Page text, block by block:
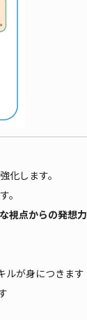
化します。
。
視点からの発想力
ルが身につきます